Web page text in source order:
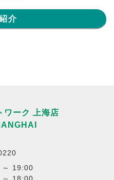
介
ワーク 上海店
～ 19:00
～ 18:00